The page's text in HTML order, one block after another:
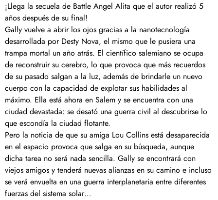
¡Llega la secuela de Battle Angel Alita que el autor realizó 5
años después de su final!
Gally vuelve a abrir los ojos gracias a la nanotecnología
desarrollada por Desty Nova, el mismo que le pusiera una
trampa mortal un año atrás. El científico salemiano se ocupa
de reconstruir su cerebro, lo que provoca que más recuerdos
de su pasado salgan a la luz, además de brindarle un nuevo
cuerpo con la capacidad de explotar sus habilidades al
máximo. Ella está ahora en Salem y se encuentra con una
ciudad devastada: se desató una guerra civil al descubrirse lo
que escondía la ciudad flotante.
Pero la noticia de que su amiga Lou Collins está desaparecida
en el espacio provoca que salga en su búsqueda, aunque
dicha tarea no será nada sencilla. Gally se encontrará con
viejos amigos y tenderá nuevas alianzas en su camino e incluso
se verá envuelta en una guerra interplanetaria entre diferentes
fuerzas del sistema solar…